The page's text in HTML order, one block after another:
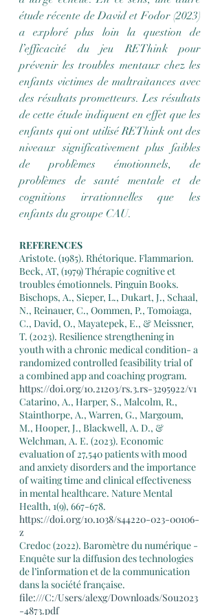
étude récente de David et Fodor (2023)
a exploré plus loin la question de
l’efficacité du jeu REThink pour
prévenir les troubles mentaux chez les
enfants victimes de maltraitances avec
des résultats prometteurs. Les résultats
de cette étude indiquent en effet que les
enfants qui ont utilisé REThink ont des
niveaux significativement plus faibles
de problèmes émotionnels, de
problèmes de santé mentale et de
cognitions irrationnelles que les
enfants du groupe CAU.
REFERENCES
Aristote. (1985). Rhétorique. Flammarion.
Beck, AT, (1979) Thérapie cognitive et
troubles émotionnels. Pinguin Books.
Bischops, A., Sieper, L., Dukart, J., Schaal,
N., Reinauer, C., Oommen, P., Tomoiaga,
C., David, O., Mayatepek, E., & Meissner,
T. (2023). Resilience strengthening in
youth with a chronic medical condition- a
randomized controlled feasibility trial of
a combined app and coaching program.
https://doi.org/10.21203/rs.3.rs-3295922/v1
Catarino, A., Harper, S., Malcolm, R.,
Stainthorpe, A., Warren, G., Margoum,
M., Hooper, J., Blackwell, A. D., &
Welchman, A. E. (2023). Economic
evaluation of 27,540 patients with mood
and anxiety disorders and the importance
of waiting time and clinical effectiveness
in mental healthcare. Nature Mental
Health, 1(9), 667-678.
https://doi.org/10.1038/s44220-023-00106-
z
Credoc (2022). Baromètre du numérique -
Enquête sur la diffusion des technologies
de l’information et de la communication
dans la société française.
file:///C:/Users/alexg/Downloads/Sou2023
-4873.pdf